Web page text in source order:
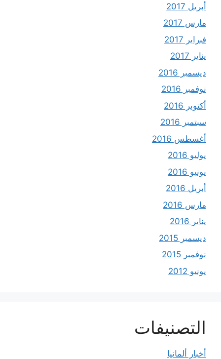
أبريل 2017
مارس 2017
فبراير 2017
يناير 2017
ديسمبر 2016
نوفمبر 2016
أكتوبر 2016
سبتمبر 2016
أغسطس 2016
يوليو 2016
يونيو 2016
أبريل 2016
مارس 2016
يناير 2016
ديسمبر 2015
نوفمبر 2015
يونيو 2012
التصنيفات
أخبار ألمانيا